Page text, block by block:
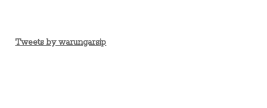
Tweets by warungarsip